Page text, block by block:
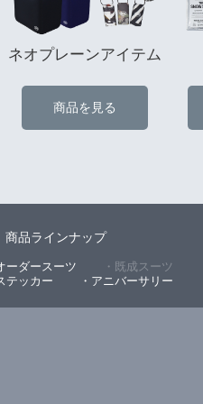
ネオプレーンアイテム
商品を見る
商品ラインナップ
ーダースーツ ・既成スーツ
テッカー
・アニバーサリー